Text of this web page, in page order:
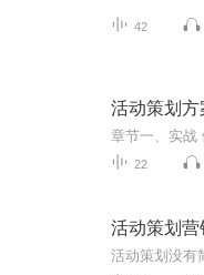
42
活动策划
22
活动策划